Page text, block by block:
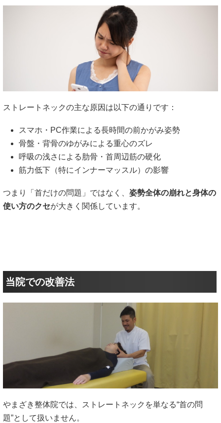
ストレートネックの主な原因は以下の通りです：
スマホ・PC作業による長時間の前かがみ姿勢
骨盤・背骨のゆがみによる重心のズレ
呼吸の浅さによる肋骨・首周辺筋の硬化
筋力低下（特にインナーマッスル）の影響
つまり「首だけの問題」ではなく、 姿勢全体の崩れと身体の
使い方のクセが大きく関係しています。
当院での改善法
やまざき整体院では、ストレートネックを単なる“首の問
題”として扱いません。